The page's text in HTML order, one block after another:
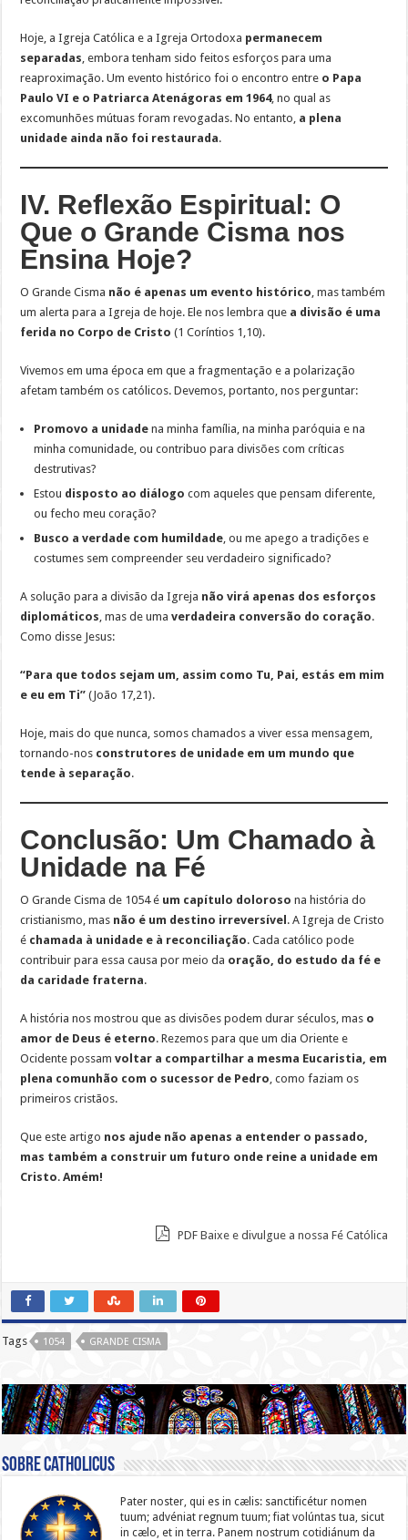
Hoje, a Igreja Católica e a Igreja Ortodoxa permanecem
separadas, embora tenham sido feitos esforços para uma
reaproximação. Um evento histórico foi o encontro entre o Papa
Paulo VI e o Patriarca Atenágoras em 1964, no qual as
excomunhões mútuas foram revogadas. No entanto, a plena
unidade ainda não foi restaurada.
IV. Reflexão Espiritual: O
Que o Grande Cisma nos
Ensina Hoje?
O Grande Cisma não é apenas um evento histórico, mas também
um alerta para a Igreja de hoje. Ele nos lembra que a divisão é uma
ferida no Corpo de Cristo (1 Coríntios 1,10).
Vivemos em uma época em que a fragmentação e a polarização
afetam também os católicos. Devemos, portanto, nos perguntar:
Promovo a unidade na minha família, na minha paróquia e na
minha comunidade, ou contribuo para divisões com críticas
destrutivas?
Estou disposto ao diálogo com aqueles que pensam diferente,
ou fecho meu coração?
Busco a verdade com humildade, ou me apego a tradições e
costumes sem compreender seu verdadeiro significado?
A solução para a divisão da Igreja não virá apenas dos esforços
diplomáticos, mas de umaverdadeira conversão do coração.
Como disse Jesus:
“Para que todos sejam um, assim como Tu, Pai, estás em mim
e eu em Ti” (João 17,21).
Hoje, mais do que nunca, somos chamados a viver essa mensagem,
tornando-nos construtores de unidade em um mundo que
tende à separação.
Conclusão: Um Chamado à
Unidade na Fé
O Grande Cisma de 1054 é um capítulo doloroso na história do
cristianismo, mas não é um destino irreversível . A Igreja de Cristo
é chamada à unidade e à reconciliação. Cada católico pode
contribuir para essa causa por meio da oração, do estudo da fé e
da caridade fraterna.
A história nos mostrou que as divisões podem durar séculos, mas o
amor de Deus é eterno. Rezemos para que um dia Oriente e
Ocidente possamvoltar a compartilhar a mesma Eucaristia, em
plena comunhão com o sucessor de Pedro, como faziam os
primeiros cristãos.
Que este artigo nos ajude não apenas a entender o passado,
mas também a construir um futuro onde reine a unidade em
Cristo.Amém!
PDF Baixe e divulgue a nossa Fé Católica
Tags 1054 GRANDE CISMA
Sobre catholicus
Pater noster, qui es in cælis: sanc­ti­ficétur nomen
tuum; advéniat regnum tuum; fiat volúntas tua, sicut
in cælo, et in terra. Panem nostrum cotidiánum da